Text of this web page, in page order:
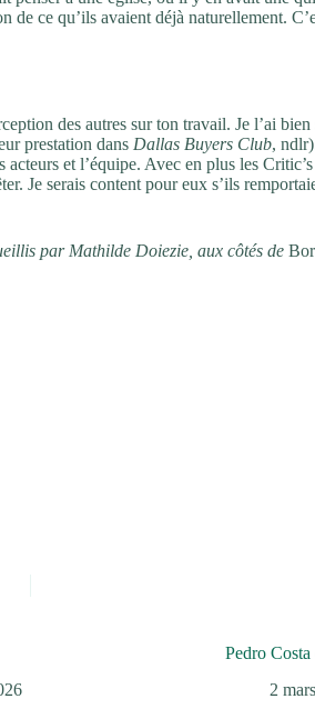
ce qu’ils avaient déjà naturellement.
des autres sur ton travail. Je l’ai
prestation dans Dallas Buyers Club,
et l’équipe. Avec en plus les
Je serais content pour eux s’ils
par Mathilde Doiezie, aux côtés de
Pedro
2